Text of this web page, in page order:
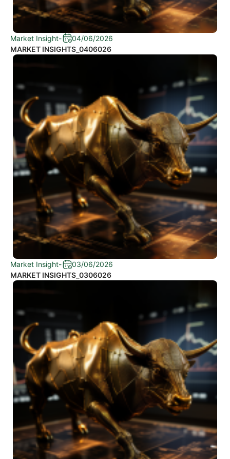
Market Insight-
04/06/2026
MARKET INSIGHTS_0406026
Market Insight-
03/06/2026
MARKET INSIGHTS_0306026